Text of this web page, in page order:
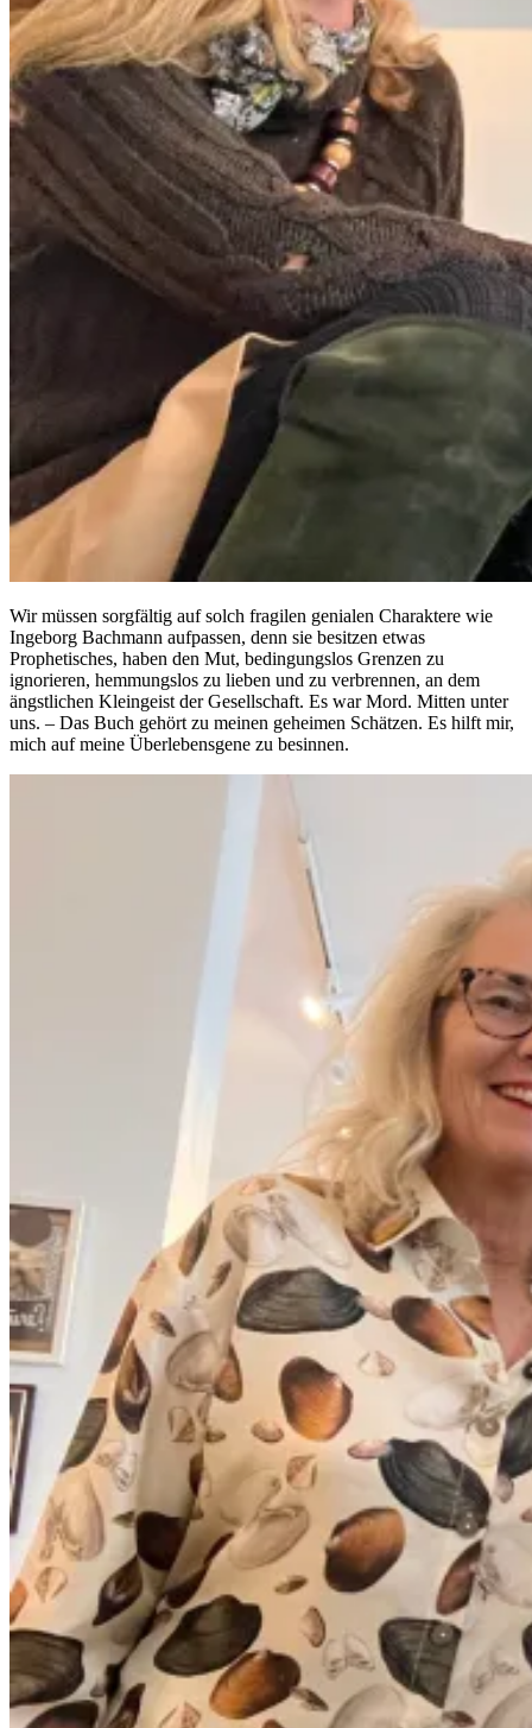
Wir müssen sorgfältig auf solch fragilen genialen Charaktere wie
Ingeborg Bachmann aufpassen, denn sie besitzen etwas
Prophetisches, haben den Mut, bedingungslos Grenzen zu
ignorieren, hemmungslos zu lieben und zu verbrennen, an dem
ängstlichen Kleingeist der Gesellschaft. Es war Mord. Mitten unter
uns. – Das Buch gehört zu meinen geheimen Schätzen. Es hilft mir,
mich auf meine Überlebensgene zu besinnen.